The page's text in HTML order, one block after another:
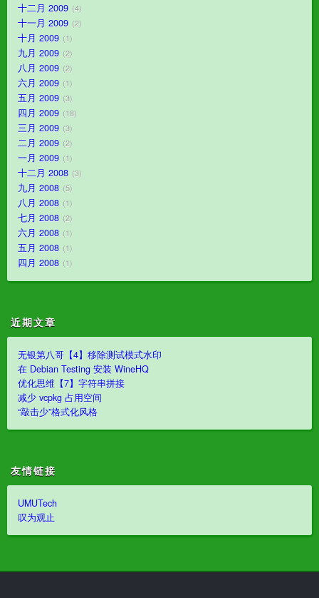
十二月 2009 4
十一月 2009 2
十月 2009 1
九月 2009 2
八月 2009 2
六月 2009 1
五月 2009 3
四月 2009 18
三月 2009 3
二月 2009 2
一月 2009 1
十二月 2008 3
九月 2008 5
八月 2008 1
七月 2008 2
六月 2008 1
五月 2008 1
四月 2008 1
近期文章
无银第八哥【4】移除测试模式水印
在 Debian Testing 安装 WineHQ
优化思维【7】字符串拼接
减少 vcpkg 占用空间
“敲击少”格式化风格
友情链接
UMUTech
叹为观止